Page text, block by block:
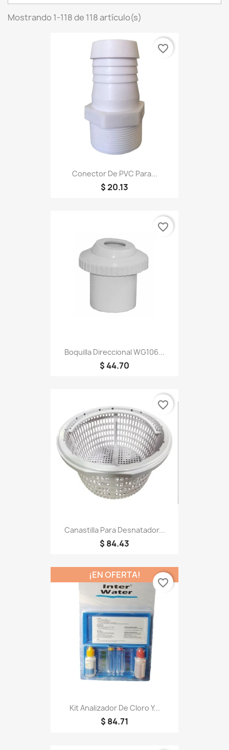
Mostrando 1-118 de 118 artículo(s)
Conector De PVC Para...
$ 20.13
favorite_border
Boquilla Direccional WG106...
$ 44.70
favorite_border
Canastilla Para Desnatador...
$ 84.43
favorite_border
Kit Analizador De Cloro Y...
$ 84.71
¡EN OFERTA!
favorite_border